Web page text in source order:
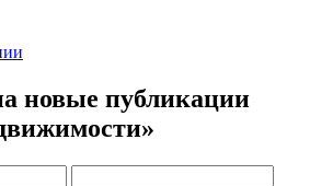
новые публикации